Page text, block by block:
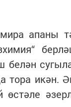
апаны
тора икән.
өстәле